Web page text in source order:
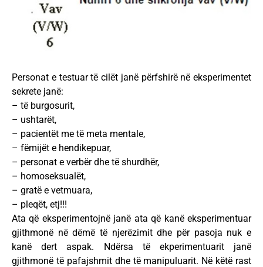
Personat e testuar të cilët janë përfshirë në eksperimentet
sekrete janë:
– të burgosurit,
– ushtarët,
– pacientët me të meta mentale,
– fëmijët e hendikepuar,
– personat e verbër dhe të shurdhër,
– homoseksualët,
– gratë e vetmuara,
– pleqët, etj!!!
Ata që eksperimentojnë janë ata që kanë eksperimentuar
gjithmonë në dëmë të njerëzimit dhe për pasoja nuk e
kanë dert aspak. Ndërsa të ekperimentuarit janë
gjithmonë të pafajshmit dhe të manipuluarit. Në këtë rast